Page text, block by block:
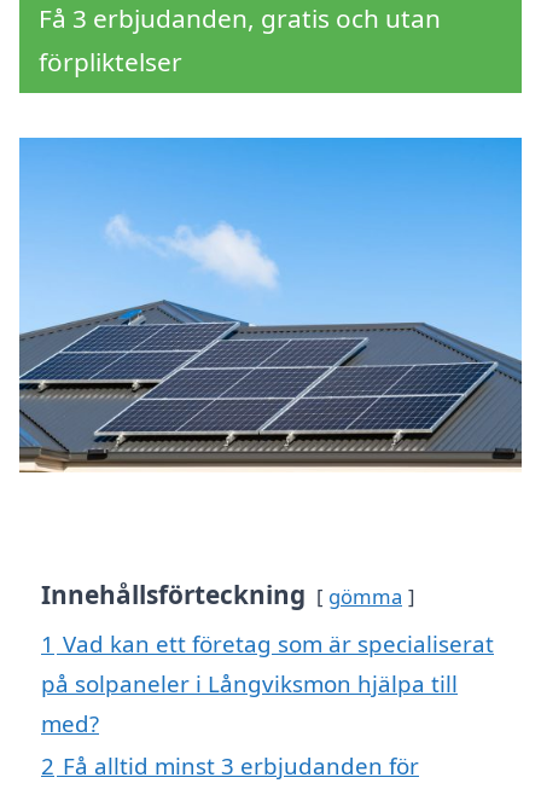
Få 3 erbjudanden, gratis och utan
förpliktelser
Innehållsförteckning gömma
1 Vad kan ett företag som är specialiserat
på solpaneler i Långviksmon hjälpa till
med?
2 Få alltid minst 3 erbjudanden för